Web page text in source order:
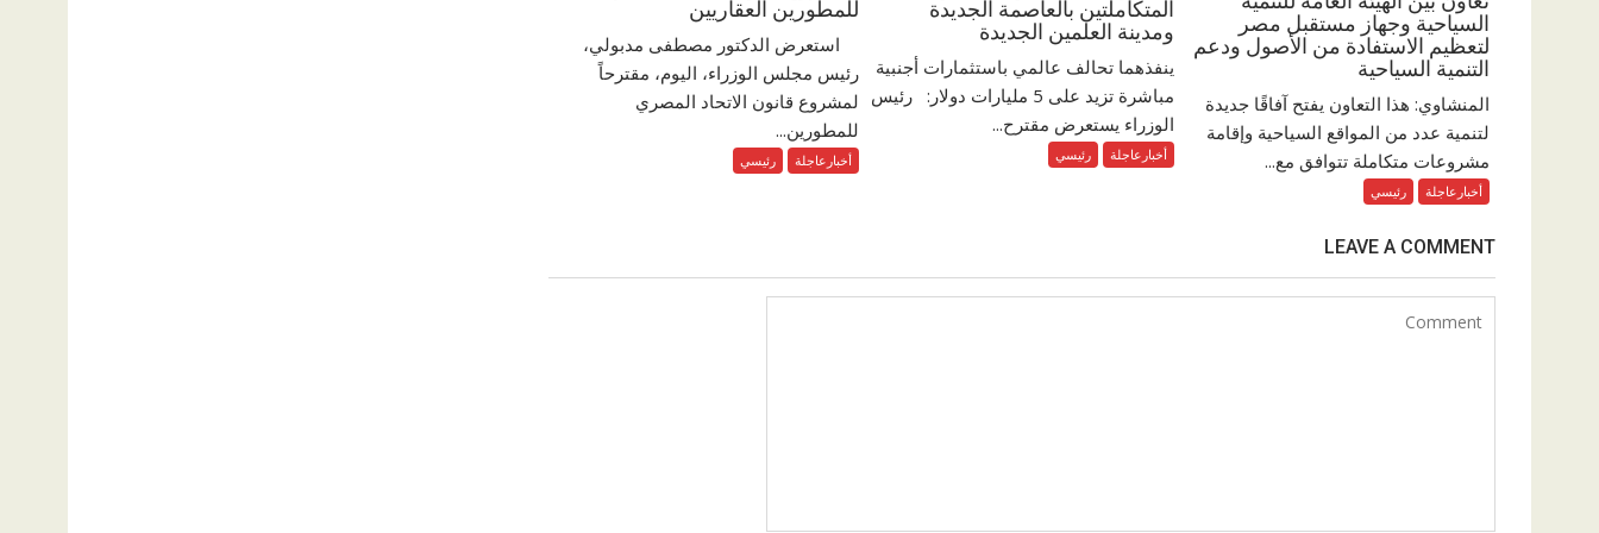
السياحية وجهاز مستقبل مصر
لتعظيم الاستفادة من الأصول ودعم
التنمية السياحية
المنشاوي: هذا التعاون يفتح آفاقًا جديدة
لتنمية عدد من المواقع السياحية وإقامة
مشروعات متكاملة تتوافق مع...
أخبارعاجلة رئيسي
المتكاملتين بالعاصمة الجديدة
ومدينة العلمين الجديدة
ينفذهما تحالف عالمي باستثمارات أجنبية
مباشرة تزيد على 5 مليارات دولار: رئيس
الوزراء يستعرض مقترح...
أخبارعاجلة رئيسي
للمطورين العقاريين
استعرض الدكتور مصطفى مدبولي،
رئيس مجلس الوزراء، اليوم، مقترحاً
لمشروع قانون الاتحاد المصري
للمطورين...
أخبارعاجلة رئيسي
LEAVE A COMMENT